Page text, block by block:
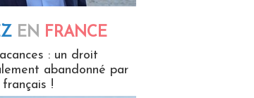
EN FRANCE
: un droit
abandonné par
!